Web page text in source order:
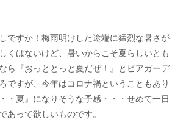
ですか！梅雨明けした途端に猛烈な暑さが
くはないけど、暑いからこそ夏らしいとも
ら『おっととっと夏だぜ！』とビアガーデ
ですが、今年はコロナ禍ということもあり
・夏』になりそうな予感・・・せめて一日
あって欲しいものです。